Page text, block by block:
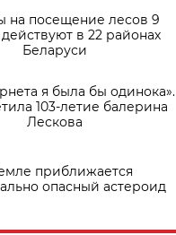
на посещение лесов 9
действуют в 22 районах
Беларуси
я была бы одинока».
103-летие балерина
Лескова
приближается
опасный астероид